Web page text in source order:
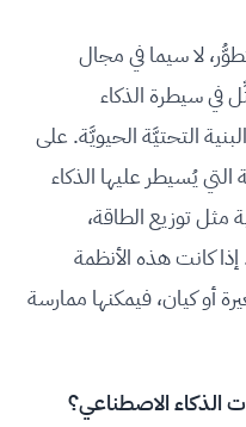
لا سيما في مجال
في سيطرة الذكاء
التحتيَّة الحيويَّة. على
التي يُسيطر عليها الذكاء
مثل توزيع الطاقة،
كانت هذه الأنظمة
أو كيان، فيمكنها ممارسة
الذكاء الاصطناعي؟